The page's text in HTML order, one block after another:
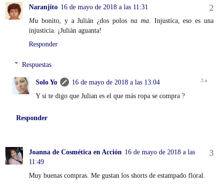
Naranjito 16 de mayo de 2018 a las 11:31
Mu bonito, y a Julián ¿dos polos na ma. Injustica, eso es una
injusticia. ¡Julián aguanta!
Responder
Respuestas
Solo Yo
16 de mayo de 2018 a las 13:04
Y si te digo que Julian es el que más ropa se compra ?
Responder
Joanna de Cosmética en Acción 16 de mayo de 2018 a las
11:49
Muy buenas compras. Me gustan los shorts de estampado floral.